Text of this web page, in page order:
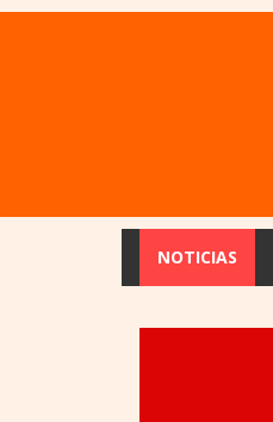
NOTICIAS